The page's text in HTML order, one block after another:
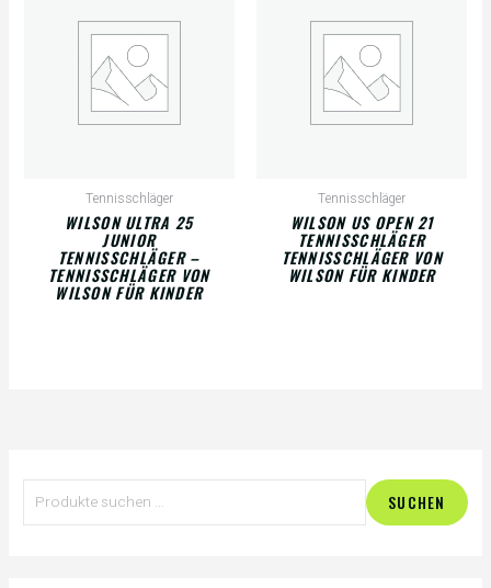
Tennisschläger
WILSON ULTRA 25
JUNIOR
TENNISSCHLÄGER –
TENNISSCHLÄGER VON
WILSON FÜR KINDER
Tennisschläger
WILSON US OPEN 21
TENNISSCHLÄGER
TENNISSCHLÄGER VON
WILSON FÜR KINDER
SUCHEN